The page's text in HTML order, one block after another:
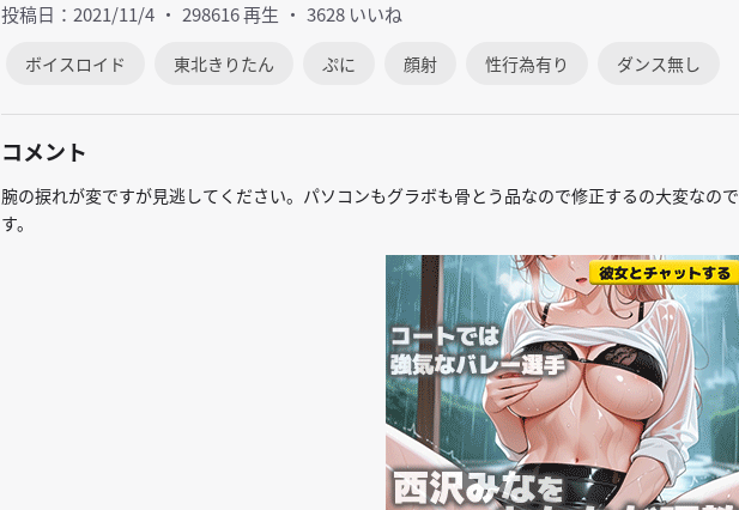
投稿日：2021/11/4 298616 再生 3628 いいね
ボイスロイド 東北きりたん ぷに 顔射 性行為有り ダンス無し
コメント
腕の捩れが変ですが見逃してください。パソコンもグラボも骨とう品なので修正するの大変なので
す。